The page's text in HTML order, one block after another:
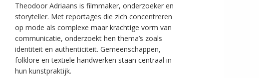
Theodoor Adriaans is filmmaker, onderzoeker en
storyteller. Met reportages die zich concentreren
op mode als complexe maar krachtige vorm van
communicatie, onderzoekt hen thema’s zoals
identiteit en authenticiteit. Gemeenschappen,
folklore en textiele handwerken staan centraal in
hun kunstpraktijk.